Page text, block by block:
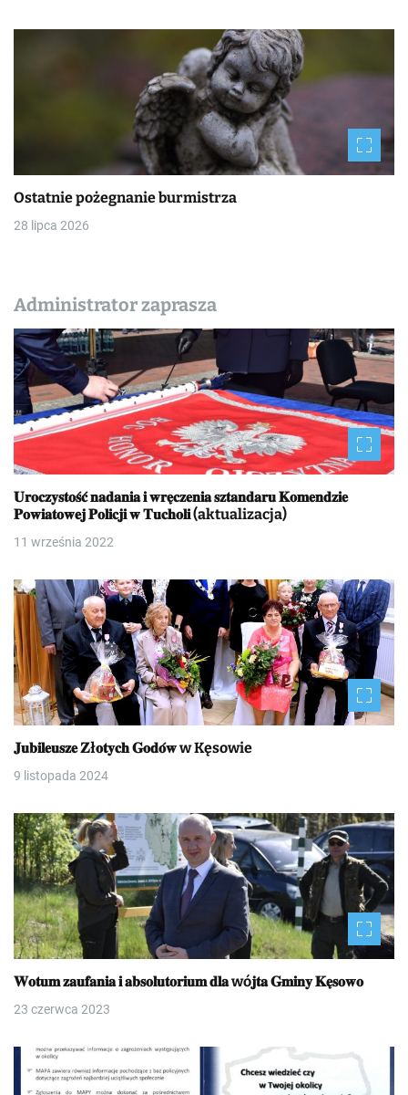
Ostatnie pożegnanie burmistrza
28 lipca 2026
Administrator zaprasza
𝐔𝐫𝐨𝐜𝐳𝐲𝐬𝐭𝐨𝐬́𝐜́ 𝐧𝐚𝐝𝐚𝐧𝐢𝐚 𝐢 𝐰𝐫𝐞̨𝐜𝐳𝐞𝐧𝐢𝐚 𝐬𝐳𝐭𝐚𝐧𝐝𝐚𝐫𝐮 𝐊𝐨𝐦𝐞𝐧𝐝𝐳𝐢𝐞
𝐏𝐨𝐰𝐢𝐚𝐭𝐨𝐰𝐞𝐣 𝐏𝐨𝐥𝐢𝐜𝐣𝐢 𝐰 𝐓𝐮𝐜𝐡𝐨𝐥𝐢 (aktualizacja)
11 września 2022
𝐉𝐮𝐛𝐢𝐥𝐞𝐮𝐬𝐳𝐞 𝐙ł𝐨𝐭𝐲𝐜𝐡 𝐆𝐨𝐝𝐨́𝐰 w Kęsowie
9 listopada 2024
𝐖𝐨𝐭𝐮𝐦 𝐳𝐚𝐮𝐟𝐚𝐧𝐢𝐚 𝐢 𝐚𝐛𝐬𝐨𝐥𝐮𝐭𝐨𝐫𝐢𝐮𝐦 𝐝𝐥𝐚 wó𝐣𝐭𝐚 𝐆𝐦𝐢𝐧𝐲 𝐊𝐞̨𝐬𝐨𝐰𝐨
23 czerwca 2023